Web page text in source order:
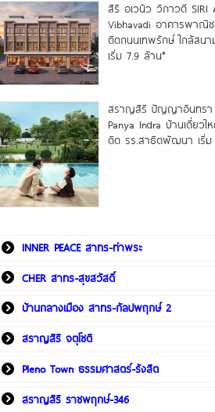
สิริ อเวนิว วิภาวดี SIRI
Vibhavadi อาคารพาณิ
ติดถนนเทพรักษ์ ใกล้สนา
เริ่ม 7.9 ล้าน*
สราญสิริ ปัญญาอินทรา
Panya Indra บ้านเดี่ยว
ดิด รร.สาธิตพัฒนา เริ่ม
INNER PEACE สาทร-ท่าพระ
CHER สาทร-สุขสวัสดิ์
บ้านกลางเมือง สาทร-กัลปพฤกษ์ 2
สราญสิริ จตุโชติ
Pleno Town ธรรมศาสตร์-รังสิต
สราญสิริ ราชพฤกษ์-346